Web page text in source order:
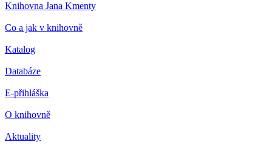
Knihovna Jana Kmenty
Co a jak v knihovně
Katalog
Databáze
E-přihláška
O knihovně
Aktuality